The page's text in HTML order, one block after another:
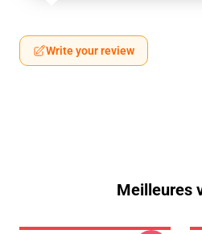
Write your review
Meilleures